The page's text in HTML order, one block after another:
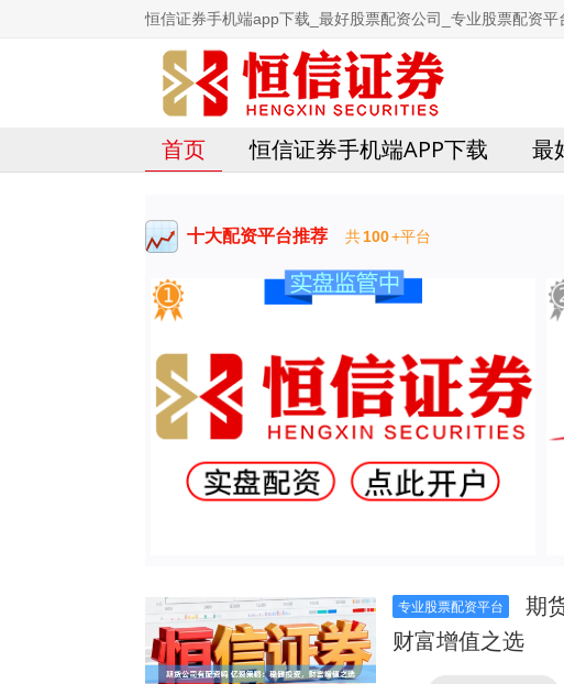
恒信证券手机端app下载_最好股票配资公司_专业股票配资平
首页 恒信证券手机端APP下载 最
十大配资平台推荐 共100+平台
专业股票配资平台
期
财富增值之选